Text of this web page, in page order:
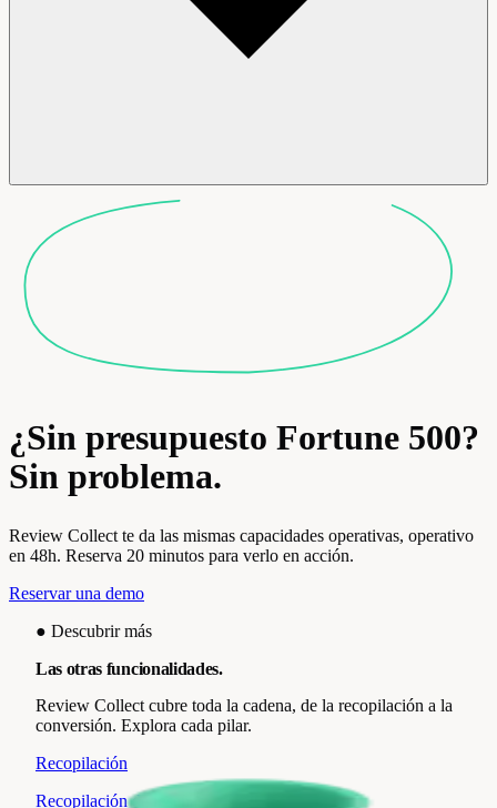
¿Sin presupuesto Fortune 500?
Sin problema.
Review Collect te da las mismas capacidades operativas, operativo
en 48h. Reserva 20 minutos para verlo en acción.
Reservar una demo
● Descubrir más
Las otras funcionalidades.
Review Collect cubre toda la cadena, de la recopilación a la
conversión. Explora cada pilar.
Recopilación
Recopilación de reseñas